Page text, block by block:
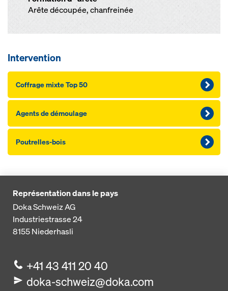
Arête découpée, chanfreinée
Intervention
Coffrage mixte Top 50
Agents de démoulage
Poutrelles-bois
Représentation dans le pays
Doka Schweiz AG
Industriestrasse 24
8155Niederhasli
+41 43 411 20 40
doka-schweiz@doka.com